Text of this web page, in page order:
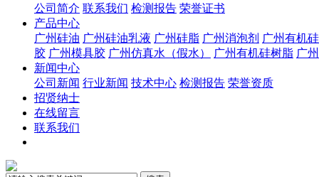
公司简介 联系我们 检测报告 荣誉证书
产品中心
广州硅油 广州硅油乳液 广州硅脂 广州消泡剂 广州有机
胶 广州模具胶 广州仿真水（假水） 广州有机硅树脂 广
新闻中心
公司新闻 行业新闻 技术中心 检测报告 荣誉资质
招贤纳士
在线留言
联系我们